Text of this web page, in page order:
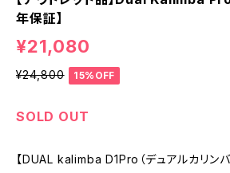
年保証】
¥21,080
¥24,800 15%OFF
SOLD OUT
【DUAL kalimba D1Pro（デュアルカリンバ